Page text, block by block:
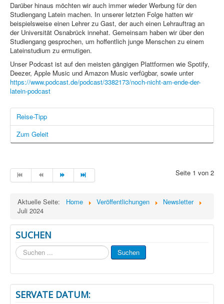
Darüber hinaus möchten wir auch immer wieder Werbung für den
Studiengang Latein machen. In unserer letzten Folge hatten wir
beispielsweise einen Lehrer zu Gast, der auch einen Lehrauftrag an
der Universität Osnabrück innehat. Gemeinsam haben wir über den
Studiengang gesprochen, um hoffentlich junge Menschen zu einem
Lateinstudium zu ermutigen.
Unser Podcast ist auf den meisten gängigen Plattformen wie Spotify,
Deezer, Apple Music und Amazon Music verfügbar, sowie unter
https://www.podcast.de/podcast/3382173/noch-nicht-am-ende-der-
latein-podcast
Reise-Tipp
Zum Geleit
Seite 1 von 2
Aktuelle Seite: Home Veröffentlichungen
Newsletter
Juli 2024
SUCHEN
Suchen
...
Suchen
SERVATE DATUM: